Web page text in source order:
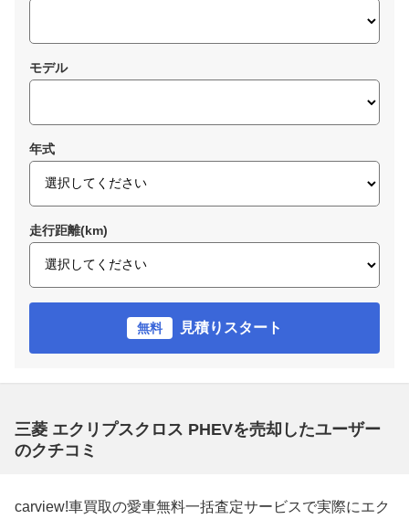
モデル
年式
走行距離(km)
無料 見積りスタート
三菱 エクリプスクロス PHEVを売却したユーザー
のクチコミ
carview!車買取の愛車無料一括査定サービスで実際にエク